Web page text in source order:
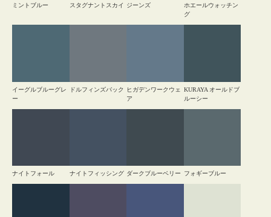
ミントブルー スタグナントスカイ ジーンズ
ホエールウォッチン
グ
イーグルブルーグレ
ー
ドルフィンズバック
ヒガデンワークウェ
ア
KURAYA オールドブ
ルーシー
ナイトフォール ナイトフィッシング ダークブルーベリー フォギーブルー